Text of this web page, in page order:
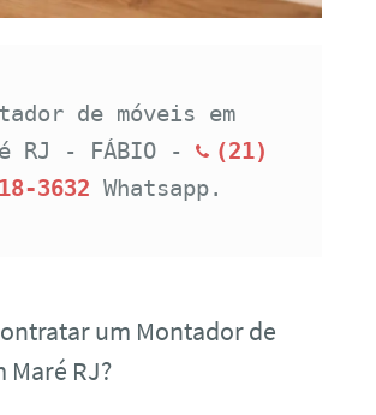
de móveis em
RJ - FÁBIO -
(21)
3632 Whatsapp.
um Montador de
Maré RJ?